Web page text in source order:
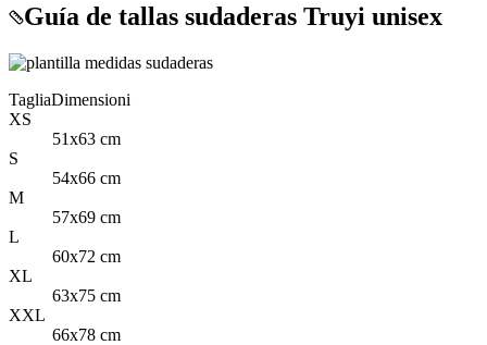
Guía de tallas sudaderas Truyi unisex
TagliaDimensioni
XS
51x63 cm
S
54x66 cm
M
57x69 cm
L
60x72 cm
XL
63x75 cm
XXL
66x78 cm